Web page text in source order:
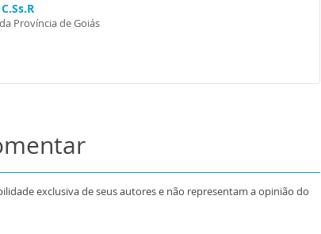
Província de Goiás
exclusiva de seus autores e não representam a opinião do